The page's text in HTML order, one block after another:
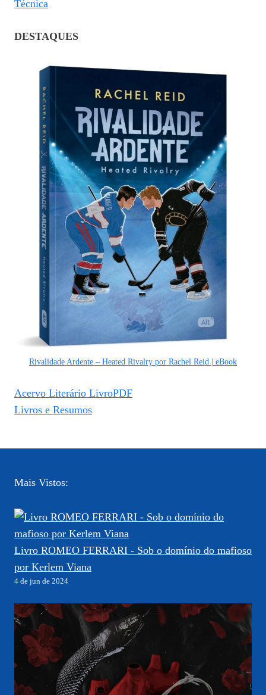
Técnica
DESTAQUES
Rivalidade Ardente – Heated Rivalry por Rachel Reid | eBook
Acervo Literário LivroPDF
Livros e Resumos
Mais Vistos:
Livro ROMEO FERRARI - Sob o domínio do mafioso
por Kerlem Viana
4 de jun de 2024